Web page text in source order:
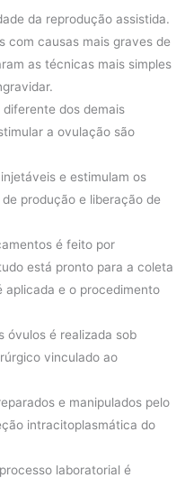
da reprodução assistida.
com causas mais graves de
as técnicas mais simples
dos demais
a ovulação são
e estimulam os
produção e liberação de
é feito por
está pronto para a coleta
aplicada e o procedimento
óvulos é realizada sob
vinculado ao
e manipulados pelo
intracitoplasmática do
laboratorial é